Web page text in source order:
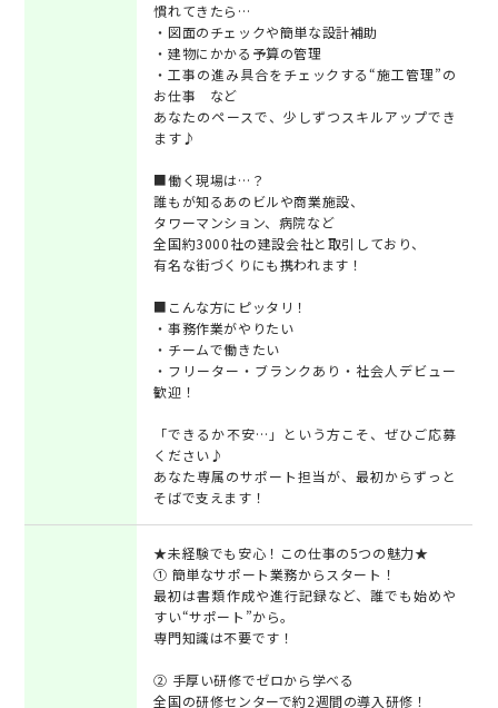
慣れてきたら…
・図面のチェックや簡単な設計補助
・建物にかかる予算の管理
・工事の進み具合をチェックする“施工管理”の
お仕事 など
あなたのペースで、少しずつスキルアップでき
ます♪
■働く現場は…？
誰もが知るあのビルや商業施設、
タワーマンション、病院など
全国約3000社の建設会社と取引しており、
有名な街づくりにも携われます！
■こんな方にピッタリ！
・事務作業がやりたい
・チームで働きたい
・フリーター・ブランクあり・社会人デビュー
歓迎！
「できるか不安…」という方こそ、ぜひご応募
ください♪
あなた専属のサポート担当が、最初からずっと
そばで支えます！
★未経験でも安心！この仕事の5つの魅力★
① 簡単なサポート業務からスタート！
最初は書類作成や進行記録など、誰でも始めや
すい“サポート”から。
専門知識は不要です！
② 手厚い研修でゼロから学べる
全国の研修センターで約2週間の導入研修！